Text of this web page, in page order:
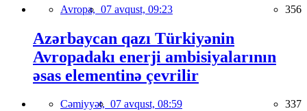
Avropa, 07 avqust, 09:23 356
Azərbaycan qazı Türkiyənin
Avropadakı enerji ambisiyalarının
əsas elementinə çevrilir
Cəmiyyət, 07 avqust, 08:59 337